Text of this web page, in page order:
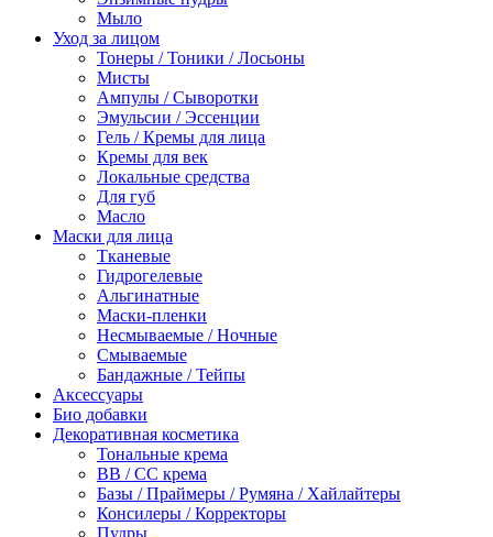
Мыло
Уход за лицом
Тонеры / Тоники / Лосьоны
Мисты
Ампулы / Сыворотки
Эмульсии / Эссенции
Гель / Кремы для лица
Кремы для век
Локальные средства
Для губ
Масло
Маски для лица
Тканевые
Гидрогелевые
Альгинатные
Маски-пленки
Несмываемые / Ночные
Смываемые
Бандажные / Тейпы
Аксессуары
Био добавки
Декоративная косметика
Тональные крема
BB / СС крема
Базы / Праймеры / Румяна / Хайлайтеры
Консилеры / Корректоры
Пудры